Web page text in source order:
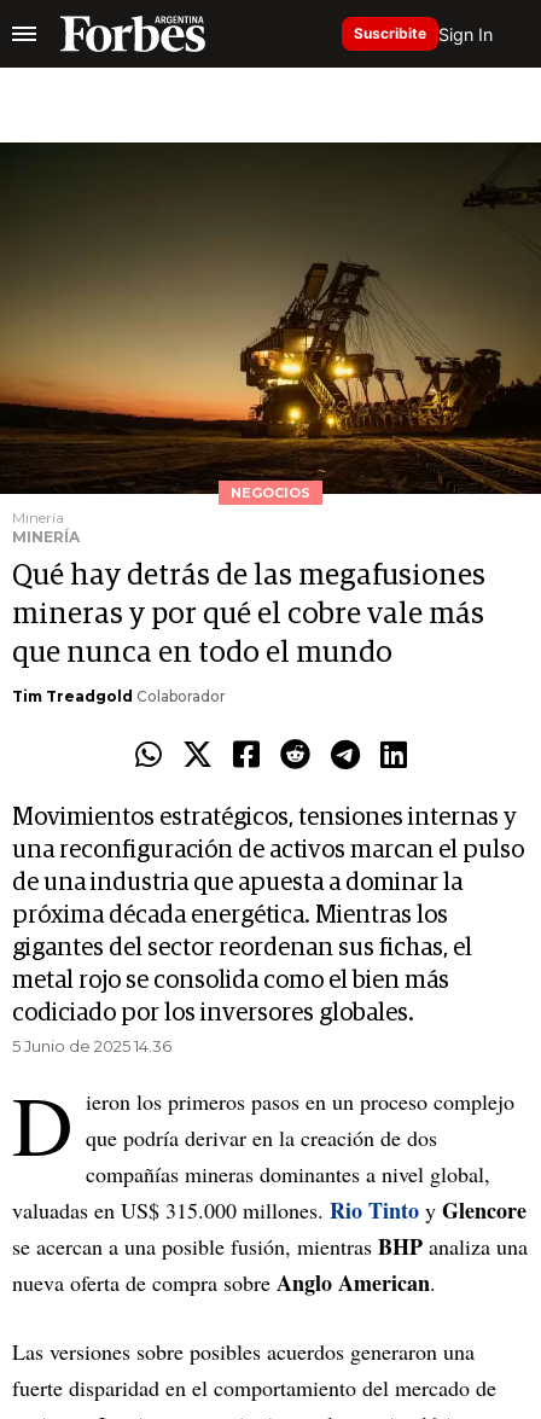
Suscribite Sign In
NEGOCIOS
Minería
MINERÍA
Qué hay detrás de las megafusiones
mineras y por qué el cobre vale más
que nunca en todo el mundo
Tim Treadgold Colaborador
Movimientos estratégicos, tensiones internas y
una reconfiguración de activos marcan el pulso
de una industria que apuesta a dominar la
próxima década energética. Mientras los
gigantes del sector reordenan sus fichas, el
metal rojo se consolida como el bien más
codiciado por los inversores globales.
5 Junio de 2025 14.36
D ieron los primeros pasos en un proceso complejo
que podría derivar en la creación de dos
compañías mineras dominantes a nivel global,
valuadas en US$ 315.000 millones. Rio Tinto y Glencore
se acercan a una posible fusión, mientras BHP analiza una
nueva oferta de compra sobre Anglo American.
Las versiones sobre posibles acuerdos generaron una
fuerte disparidad en el comportamiento del mercado de